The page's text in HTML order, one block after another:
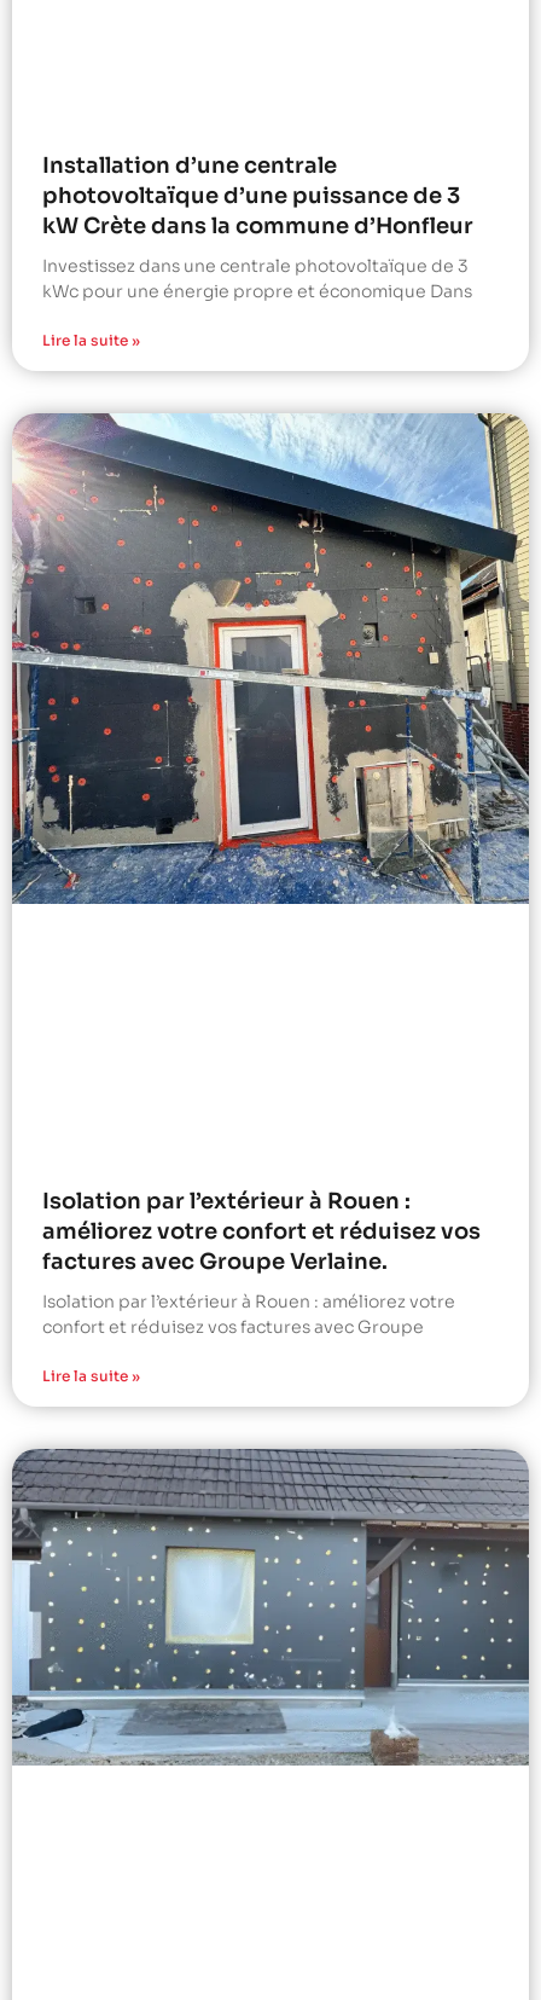
Installation d’une centrale
photovoltaïque d’une puissance de 3
kW Crète dans la commune d’Honfleur
Investissez dans une centrale photovoltaïque de 3
kWc pour une énergie propre et économique Dans
Lire la suite »
Isolation par l’extérieur à Rouen :
améliorez votre confort et réduisez vos
factures avec Groupe Verlaine.
Isolation par l’extérieur à Rouen : améliorez votre
confort et réduisez vos factures avec Groupe
Lire la suite »